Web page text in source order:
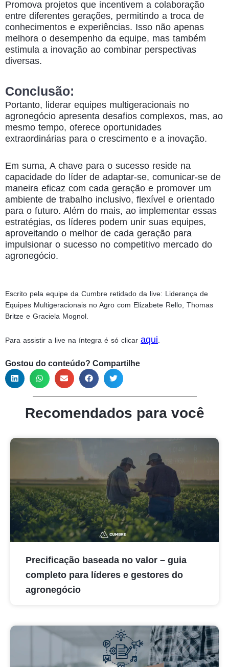
Promova projetos que incentivem a colaboração
entre diferentes gerações, permitindo a troca de
conhecimentos e experiências. Isso não apenas
melhora o desempenho da equipe, mas também
estimula a inovação ao combinar perspectivas
diversas.
Conclusão:
Portanto, liderar equipes multigeracionais no
agronegócio apresenta desafios complexos, mas, ao
mesmo tempo, oferece oportunidades
extraordinárias para o crescimento e a inovação.
Em suma, A chave para o sucesso reside na
capacidade do líder de adaptar-se, comunicar-se de
maneira eficaz com cada geração e promover um
ambiente de trabalho inclusivo, flexível e orientado
para o futuro. Além do mais, ao implementar essas
estratégias, os líderes podem unir suas equipes,
aproveitando o melhor de cada geração para
impulsionar o sucesso no competitivo mercado do
agronegócio.
Escrito pela equipe da Cumbre retidado da live: Liderança de
Equipes Multigeracionais no Agro com Elizabete Rello, Thomas
Britze e Graciela Mognol.
Para assistir a live na íntegra é só clicar aqui
Gostou do conteúdo? Compartilhe
Recomendados para você
Precificação baseada no valor – guia
completo para líderes e gestores do
agronegócio